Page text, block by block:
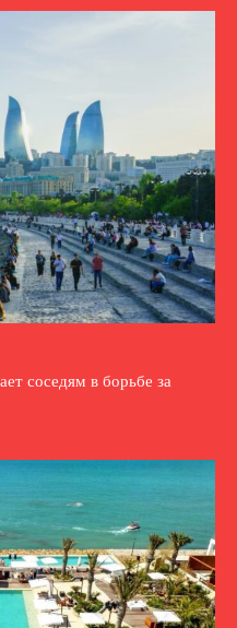
соседям в борьбе за